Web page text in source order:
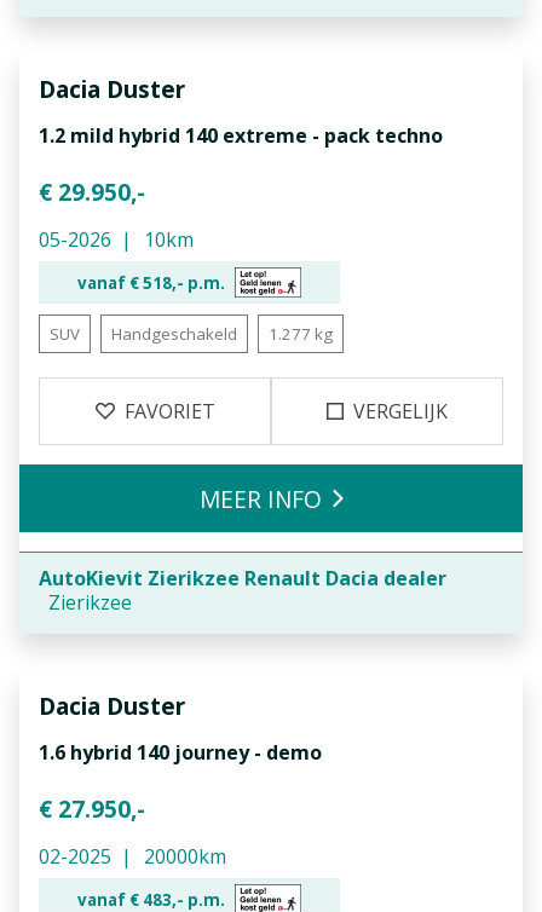
Dacia Duster
1.2 mild hybrid 140 extreme - pack techno
€ 29.950,-
05-2026 10km
vanaf €518,- p.m.
SUV Handgeschakeld 1.277 kg
FAVORIET VERGELIJK
AutoKievit Zierikzee Renault Dacia dealer
Zierikzee
MEER INFO
Dacia Duster
1.6 hybrid 140 journey - demo
€ 27.950,-
02-2025 20000km
vanaf € 483,- p.m.